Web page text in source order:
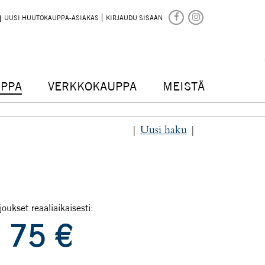
UUSI HUUTOKAUPPA-ASIAKAS KIRJAUDU SISÄÄN
VERKKOKAUPPA MEISTÄ
Uusi haku
reaaliaikaisesti:
75 €